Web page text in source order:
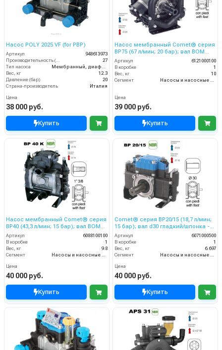
Насос POLY 2025 VF (for PBP)
Артикул
948613973
27
Тип насоса
Вес, кг
12.3
Давление (бар)
20
Страна-производитель
Италия
Цена
38 000 руб.
Купить
Насос мембранный Comet® серия
ВP75 (67 л/мин; 20 бар); вал ВОМ
13/8
Артикул
6121000100
В коробке
1
Вес, кг
10
Сегмент
Цена
39 000 руб.
Купить
Насос мембранный Comet® серия
ВP40 (43,3 л/мин; 15 бар); вал ВОМ
13/8
Артикул
6088100100
В коробке
1
Вес, кг
9.8
Сегмент
Насосы и насосные станции
Цена
40 000 руб.
Купить
Comet® серия ВP20/15 (18,7 л/мин;
15 бар); вал d30 гладкий/шпонка -
ВОМ 13/8
Артикул
6071000500
В коробке
1
Вес, кг
6.697
Сегмент
Насосы и насосные станции
Цена
40 000 руб.
Купить